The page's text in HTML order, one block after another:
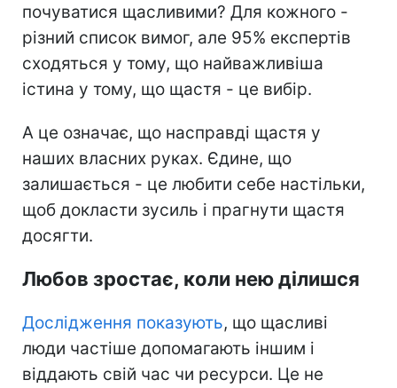
почуватися щасливими? Для кожного -
різний список вимог, але 95% експертів
сходяться у тому, що найважливіша
істина у тому, що щастя - це вибір.
А це означає, що насправді щастя у
наших власних руках. Єдине, що
залишається - це любити себе настільки,
щоб докласти зусиль і прагнути щастя
досягти.
Любов зростає, коли нею ділишся
Дослідження показують, що щасливі
люди частіше допомагають іншим і
віддають свій час чи ресурси. Це не